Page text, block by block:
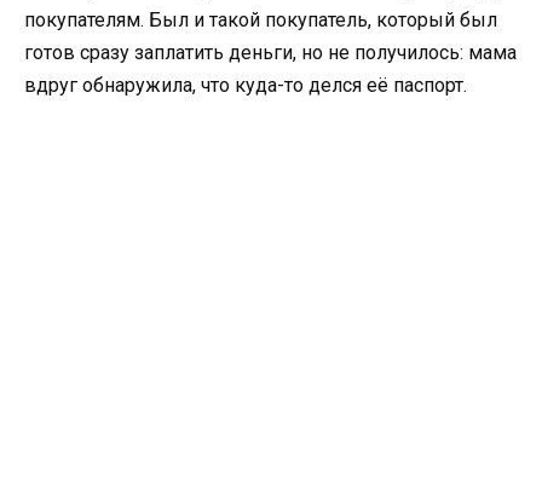
покупателям. Был и такой покупатель, который был
готов сразу заплатить деньги, но не получилось: мама
вдруг обнаружила, что куда-то делся её паспорт.